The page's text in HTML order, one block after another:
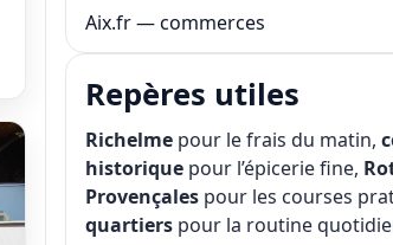
Aix.fr — commerces
Repères utiles
Richelme pour le frais du matin,
historique pour l’épicerie fine,
Provençales pour les courses
quartiers pour la routine